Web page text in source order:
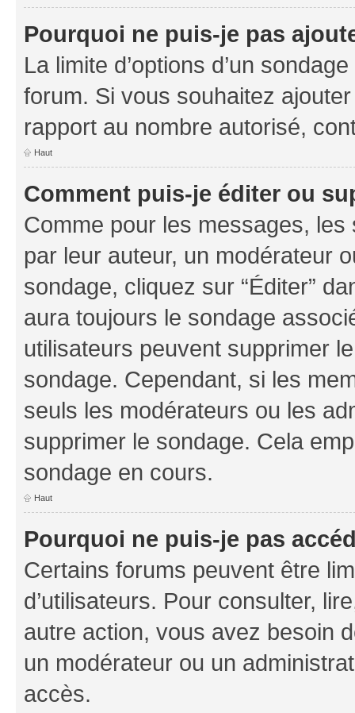
Pourquoi ne puis-je pas
La limite d’options d’un
forum. Si vous souhaitez
rapport au nombre autorisé,
Haut
Comment puis-je éditer ou
Comme pour les messages,
par leur auteur, un modérateur
sondage, cliquez sur “Éditer”
aura toujours le sondage
utilisateurs peuvent supprimer
sondage. Cependant, si les
seuls les modérateurs ou les
supprimer le sondage. Cela
sondage en cours.
Haut
Pourquoi ne puis-je pas
Certains forums peuvent être
d’utilisateurs. Pour consulter,
autre action, vous avez besoin
un modérateur ou un
accès.